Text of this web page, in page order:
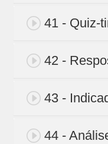
41 - Quiz-
42 -
43 -
44 -